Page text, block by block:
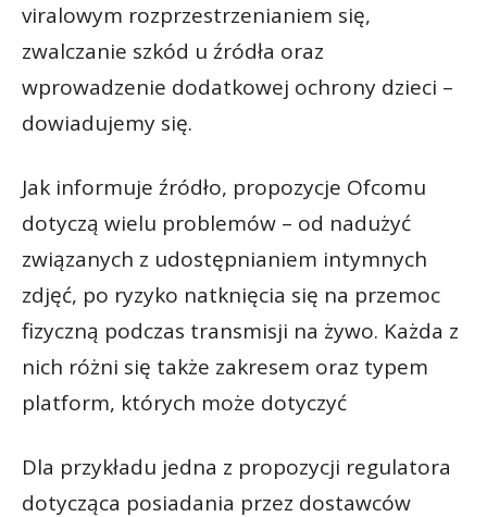
viralowym rozprzestrzenianiem się,
zwalczanie szkód u źródła oraz
wprowadzenie dodatkowej ochrony dzieci –
dowiadujemy się.
Jak informuje źródło, propozycje Ofcomu
dotyczą wielu problemów – od nadużyć
związanych z udostępnianiem intymnych
zdjęć, po ryzyko natknięcia się na przemoc
fizyczną podczas transmisji na żywo. Każda z
nich różni się także zakresem oraz typem
platform, których może dotyczyć
Dla przykładu jedna z propozycji regulatora
dotycząca posiadania przez dostawców